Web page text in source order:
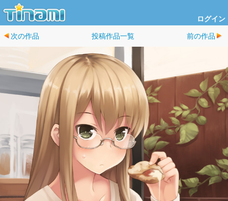
ログイン
次の作品 投稿作品一覧 前の作品